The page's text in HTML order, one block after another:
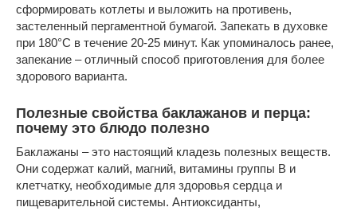
сформировать котлеты и выложить на противень,
застеленный пергаментной бумагой. Запекать в духовке
при 180°C в течение 20-25 минут. Как упоминалось ранее,
запекание – отличный способ приготовления для более
здорового варианта.
Полезные свойства баклажанов и перца:
почему это блюдо полезно
Баклажаны – это настоящий кладезь полезных веществ.
Они содержат калий, магний, витамины группы B и
клетчатку, необходимые для здоровья сердца и
пищеварительной системы. Антиоксиданты,